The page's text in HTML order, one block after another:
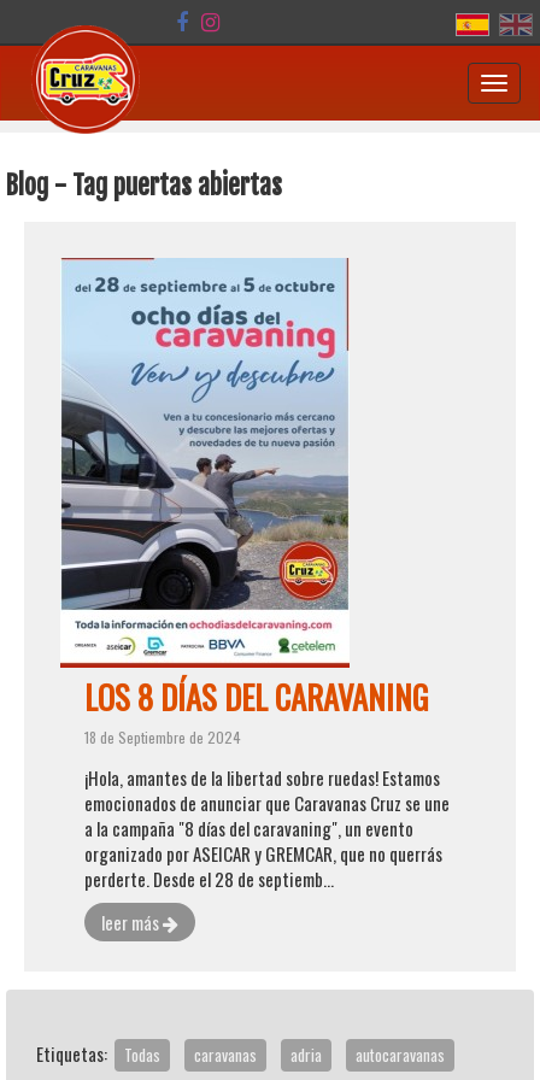
Blog - Tag puertas abiertas
LOS 8 DÍAS DEL CARAVANING
18 de Septiembre de 2024
¡Hola, amantes de la libertad sobre ruedas! Estamos
emocionados de anunciar que Caravanas Cruz se une
a la campaña "8 días del caravaning", un evento
organizado por ASEICAR y GREMCAR, que no querrás
perderte. Desde el 28 de septiemb...
leer más
Etiquetas: Todas caravanas adria
autocaravanas